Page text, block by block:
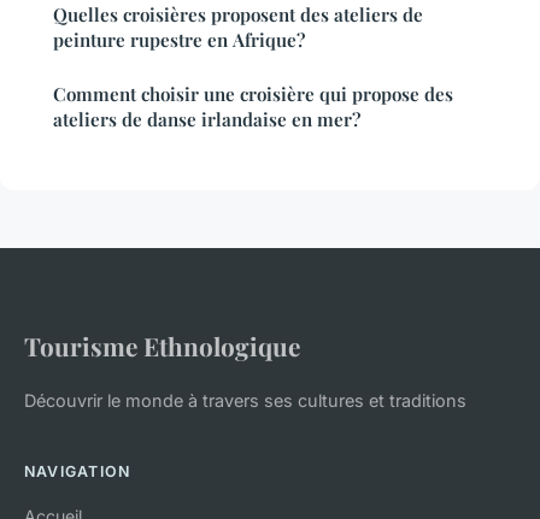
Quelles croisières proposent des ateliers de
peinture rupestre en Afrique?
Comment choisir une croisière qui propose des
ateliers de danse irlandaise en mer?
Tourisme Ethnologique
Découvrir le monde à travers ses cultures et traditions
NAVIGATION